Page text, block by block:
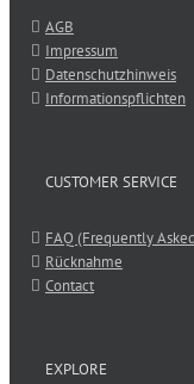
AGB
Impressum
Datenschutzhinweis
Informationspflichten
CUSTOMER SERVICE
FAQ (Frequently
Rücknahme
Contact
EXPLORE